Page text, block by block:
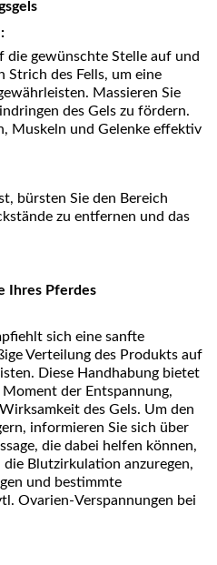
die gewünschte Stelle auf und
Strich des Fells, um eine
Massieren Sie
des Gels zu fördern.
Muskeln und Gelenke effektiv
bürsten Sie den Bereich
zu entfernen und das
Ihres Pferdes
sich eine sanfte
Verteilung des Produkts auf
Diese Handhabung bietet
der Entspannung,
des Gels. Um den
informieren Sie sich über
die dabei helfen können,
Blutzirkulation anzuregen,
und bestimmte
Ovarien-Verspannungen bei